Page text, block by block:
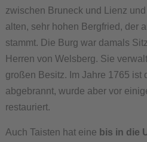
zwischen Bruneck und Lienz
alten, sehr hohen Bergfried, der
stammt. Die Burg war damals
Herren von Welsberg. Sie
großen Besitz. Im Jahre 1765 ist
abgebrannt, wurde aber vor
restauriert.
Auch Taisten hat eine bis in die